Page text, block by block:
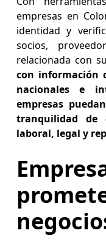
empresas en
identidad y
socios,
relacionada con
con información
nacionales e
empresas
tranquilidad de
laboral, legal y